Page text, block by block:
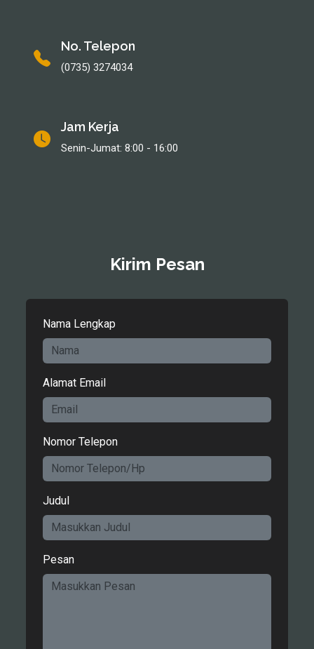
No. Telepon
(0735) 3274034
Jam Kerja
Senin-Jumat: 8:00 - 16:00
Kirim Pesan
Nama Lengkap
Alamat Email
Nomor Telepon
Judul
Pesan